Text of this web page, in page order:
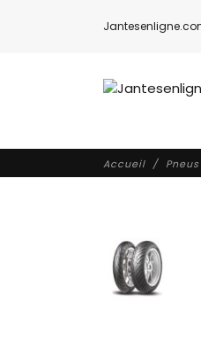
Accueil Pneus